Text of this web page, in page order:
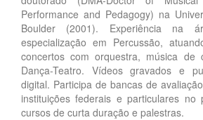
Performance and Pedagogy) na
Boulder (2001). Experiência na
especialização em Percussão,
concertos com orquestra, música de
Dança-Teatro. Vídeos gravados e
digital. Participa de bancas de
instituições federais e particulares no
cursos de curta duração e palestras.